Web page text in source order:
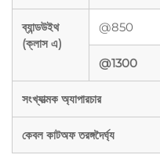
ব্যান্ডউইথ
(ক্লাস এ)
@850
@1300
সংখ্যাত্মক অ্যাপারচার
কেবল কাটঅফ তরঙ্গদৈর্ঘ্য